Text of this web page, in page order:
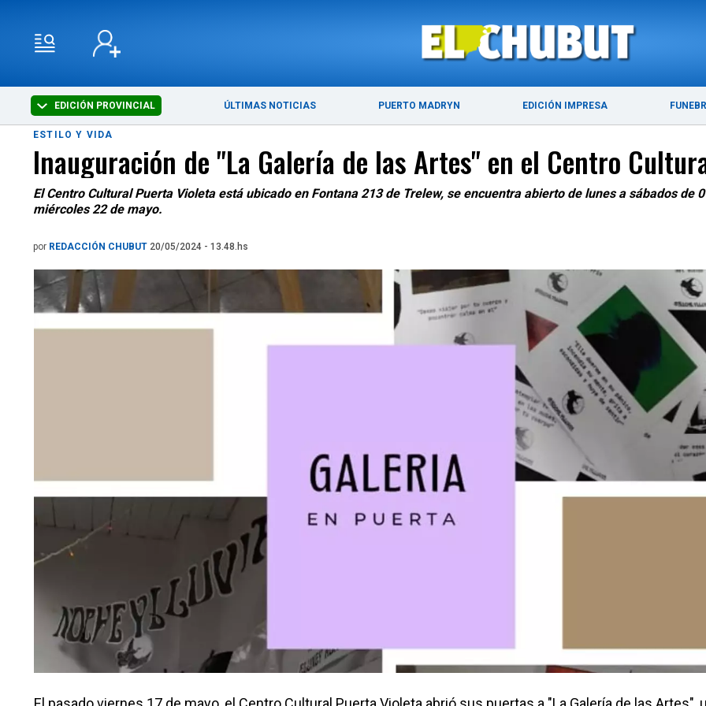
EDICIÓN PROVINCIAL ÚLTIMAS NOTICIAS PUERTO MADRYN EDICIÓN IMPRESA
ÚLTIMAS NOTICIAS PUERTO MADRYN
ESTILO Y VIDA
Inauguración de "La Galería de las Artes" en el Centro
El Centro Cultural Puerta Violeta está ubicado en Fontana 213 de Trelew, se encuentra abierto de lunes a sábados de
miércoles 22 de mayo.
por REDACCIÓN CHUBUT 20/05/2024 - 13.48.hs